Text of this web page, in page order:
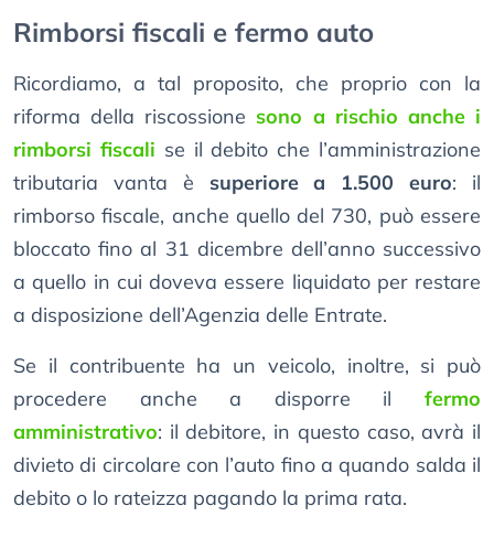
Rimborsi fiscali e fermo auto
Ricordiamo, a tal proposito, che proprio con la
riforma della riscossione sono a rischio anche i
rimborsi fiscali se il debito che l’amministrazione
tributaria vanta è superiore a 1.500 euro: il
rimborso fiscale, anche quello del 730, può essere
bloccato fino al 31 dicembre dell’anno successivo
a quello in cui doveva essere liquidato per restare
a disposizione dell’Agenzia delle Entrate.
Se il contribuente ha un veicolo, inoltre, si può
procedere anche a disporre il fermo
amministrativo: il debitore, in questo caso, avrà il
divieto di circolare con l’auto fino a quando salda il
debito o lo rateizza pagando la prima rata.